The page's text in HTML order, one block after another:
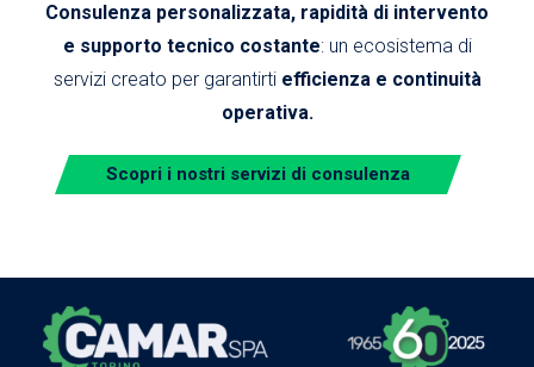
Consulenza personalizzata, rapidità di intervento
e supporto tecnico costante: un ecosistema di
servizi creato per garantirti efficienza e continuità
operativa.
Scopri i nostri servizi di consulenza